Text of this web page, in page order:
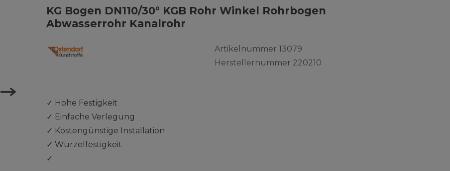
KG Bogen DN110/30° KGB Rohr Winkel Rohrbogen
Abwasserrohr Kanalrohr
Artikelnummer13079
Herstellernummer 220210
✓ Hohe Festigkeit
✓ Einfache Verlegung
✓ Kostengünstige Installation
✓ Wurzelfestigkeit
✓